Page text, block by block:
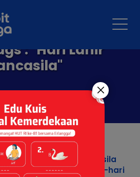
: "Hari Lahir
Sekadar Hafalan,
Begini Cara Keren
Menerapkan Nilai Pancasila
Kehidupan Sehari-hari